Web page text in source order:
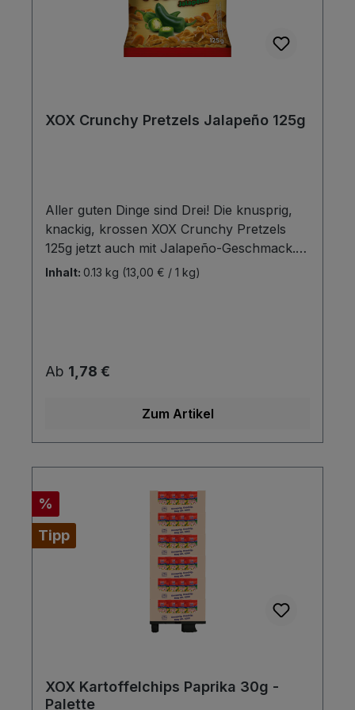
XOX Crunchy Pretzels Jalapeño 125g
Aller guten Dinge sind Drei! Die knusprig,
knackig, krossen XOX Crunchy Pretzels
125g jetzt auch mit Jalapeño-Geschmack.
Die herzhaft-leckeren Brezelstückchen sind
es etwas schärfer mögen.
Inhalt: 0.13 kg (13,00 € / 1 kg)
Regulärer Preis:
Ab 1,78 €
Zum Artikel
Rabatt
%
Tipp
XOX Kartoffelchips Paprika 30g -
Palette